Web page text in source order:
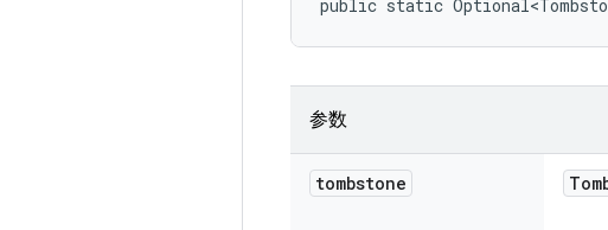
public static
参数
tombstone